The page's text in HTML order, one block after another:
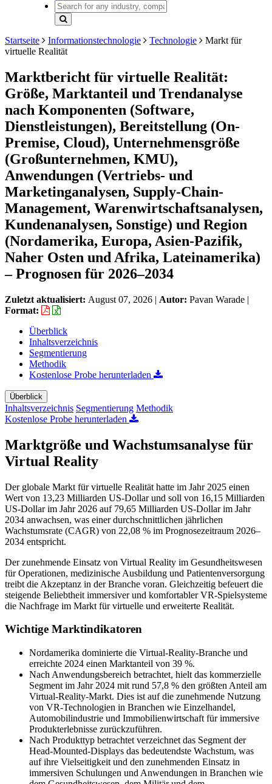
Startseite Informationstechnologie Technologie
Markt für
virtuelle Realität
Marktbericht für virtuelle Realität:
Größe, Marktanteil und Trendanalyse
nach Komponenten (Software,
Dienstleistungen), Bereitstellung (On-
Premise, Cloud), Unternehmensgröße
(Großunternehmen, KMU),
Anwendungen (Vertriebs- und
Marketinganalysen, Supply-Chain-
Management, Warenwirtschaftsanalysen,
Kundenanalysen, Sonstige) und Region
(Nordamerika, Europa, Asien-Pazifik,
Naher Osten und Afrika, Lateinamerika)
– Prognosen für 2026–2034
Zuletzt aktualisiert: August 07, 2026 | Autor: Pavan Warade |
Format:
Überblick
Inhaltsverzeichnis
Segmentierung
Methodik
Kostenlose Probe herunterladen
Überblick
Inhaltsverzeichnis Segmentierung Methodik
Kostenlose Probe herunterladen
Marktgröße und Wachstumsanalyse für
Virtual Reality
Der globale Markt für virtuelle Realität hatte im Jahr 2025 einen
Wert von 13,23 Milliarden US-Dollar und soll von 16,15 Milliarden
US-Dollar im Jahr 2026 auf 79,65 Milliarden US-Dollar im Jahr
2034 anwachsen, was einer durchschnittlichen jährlichen
Wachstumsrate (CAGR) von 22,08 % im Prognosezeitraum 2026–
2034 entspricht.
Der zunehmende Einsatz von Virtual Reality im Gesundheitswesen
für Operationen, medizinische Ausbildung und Patientenversorgung
treibt die Akzeptanz in der Branche voran. Gleichzeitig befeuert die
steigende Beliebtheit immersiver und komfortabler VR-Spielsysteme
die Nachfrage im Markt für virtuelle und erweiterte Realität.
Wichtige Marktindikatoren
Nordamerika dominierte die Virtual-Reality-Branche und
erreichte 2024 einen Marktanteil von 39 %.
Nach Anwendungsbereich betrachtet, hielt das kommerzielle
Segment im Jahr 2024 mit rund 57,8 % den größten Anteil am
Virtual-Reality-Markt. Dies ist auf die zunehmende Nutzung
von VR-Technologien in Branchen wie Einzelhandel,
Automobilindustrie und Immobilienwirtschaft für immersive
Produkterlebnisse zurückzuführen.
Nach Produkttyp betrachtet verzeichnet das Segment der
Head-Mounted-Displays das bedeutendste Wachstum, was
auf ihre Vielseitigkeit und den zunehmenden Einsatz in
immersiven Schulungen und Anwendungen in Branchen wie